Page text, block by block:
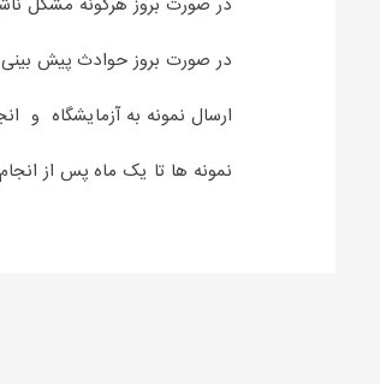
در صورت بروز حوادث پیش
ارسال نمونه به آزمایشگاه و
نمونه ­ها تا یک ماه پس از